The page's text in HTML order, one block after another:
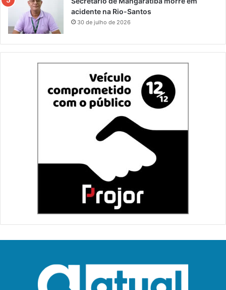
acidente na Rio-Santos
30 de julho de 2026